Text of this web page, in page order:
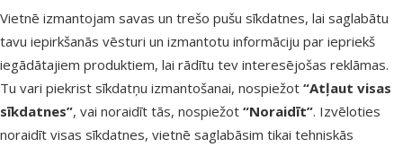
Vietnē izmantojam savas un trešo pušu sīkdatnes, lai saglabātu
tavu iepirkšanās vēsturi un izmantotu informāciju par iepriekš
iegādātajiem produktiem, lai rādītu tev interesējošas reklāmas.
Tu vari piekrist sīkdatņu izmantošanai, nospiežot “Atļaut visas
sīkdatnes”, vai noraidīt tās, nospiežot “Noraidīt”. Izvēloties
noraidīt visas sīkdatnes, vietnē saglabāsim tikai tehniskās
Tape Leashes
XS 3 m, Black
Cena
16,99 €
Noliktavā Pievienot grozam